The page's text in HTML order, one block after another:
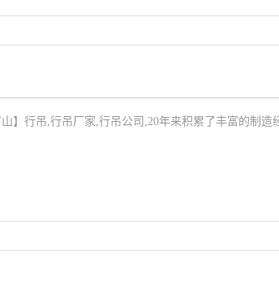
】行吊,行吊厂家,行吊公司,20年来积累了丰富的制造